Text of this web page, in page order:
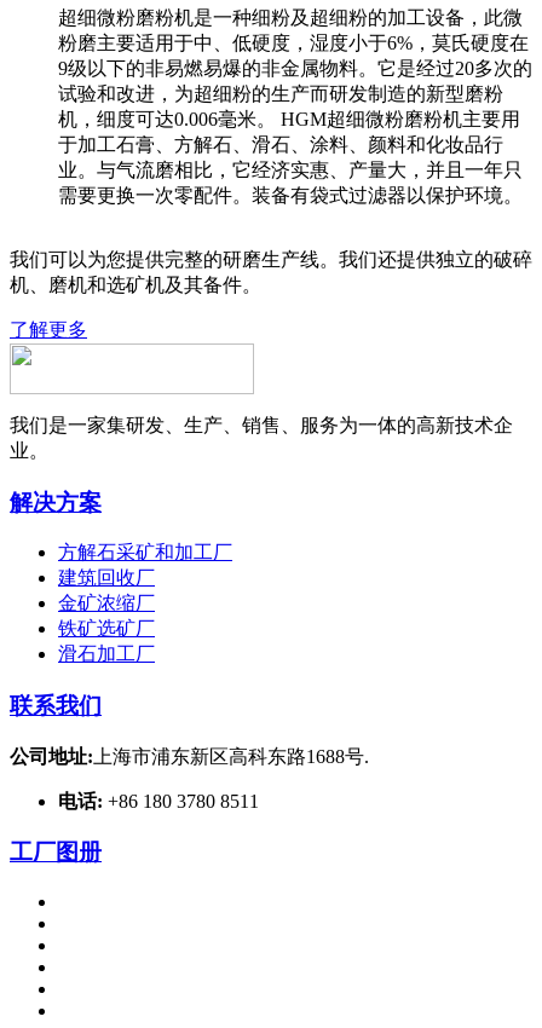
超细微粉磨粉机是一种细粉及超细粉的加工设备，此微
粉磨主要适用于中、低硬度，湿度小于6%，莫氏硬度在
9级以下的非易燃易爆的非金属物料。它是经过20多次的
试验和改进，为超细粉的生产而研发制造的新型磨粉
机，细度可达0.006毫米。 HGM超细微粉磨粉机主要用
于加工石膏、方解石、滑石、涂料、颜料和化妆品行
业。与气流磨相比，它经济实惠、产量大，并且一年只
需要更换一次零配件。装备有袋式过滤器以保护环境。
我们可以为您提供完整的研磨生产线。我们还提供独立的破碎
机、磨机和选矿机及其备件。
了解更多
我们是一家集研发、生产、销售、服务为一体的高新技术企
业。
解决方案
方解石采矿和加工厂
建筑回收厂
金矿浓缩厂
铁矿选矿厂
滑石加工厂
联系我们
公司地址: 上海市浦东新区高科东路1688号.
电话: +86 180 3780 8511
工厂图册